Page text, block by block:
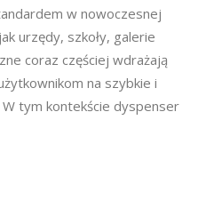
w nowoczesnej
urzędy, szkoły, galerie
coraz częściej wdrażają
na szybkie i
tym kontekście dyspenser